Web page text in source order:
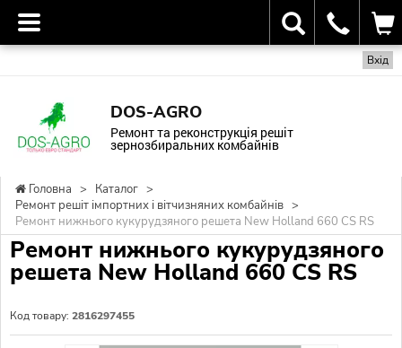
Вхід
DOS-AGRO
Ремонт та реконструкція решіт
зернозбиральних комбайнів
Головна > Каталог >
Ремонт решіт імпортних і вітчизняних комбайнів >
Ремонт нижнього кукурудзяного решета New Holland 660 CS RS
Ремонт нижнього кукурудзяного
решета New Holland 660 CS RS
Код товару: 2816297455